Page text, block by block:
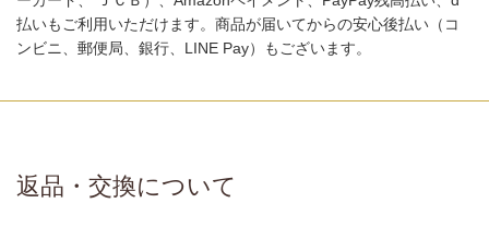
払いもご利用いただけます。商品が届いてからの安心後払い（コ
ンビニ、郵便局、銀行、LINE Pay）もございます。
返品・交換について